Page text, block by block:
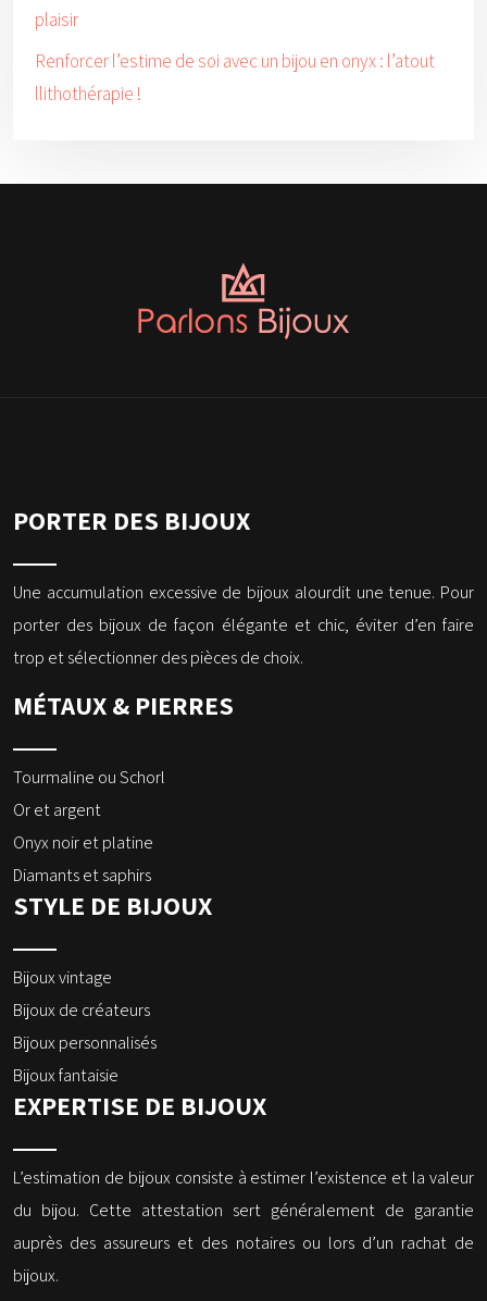
plaisir
Renforcer l’estime de soi avec un bijou en onyx : l’atout
llithothérapie !
PORTER DES BIJOUX
Une accumulation excessive de bijoux alourdit une tenue. Pour
porter des bijoux de façon élégante et chic, éviter d’en faire
trop et sélectionner des pièces de choix.
MÉTAUX & PIERRES
Tourmaline ou Schorl
Or et argent
Onyx noir et platine
Diamants et saphirs
STYLE DE BIJOUX
Bijoux vintage
Bijoux de créateurs
Bijoux personnalisés
Bijoux fantaisie
EXPERTISE DE BIJOUX
L’estimation de bijoux consiste à estimer l’existence et la valeur
du bijou. Cette attestation sert généralement de garantie
auprès des assureurs et des notaires ou lors d’un rachat de
bijoux.